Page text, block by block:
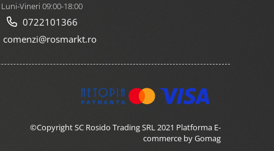
Luni-Vineri 09:00-18:00
0722101366
comenzi@rosmarkt.ro
©Copyright SC Rosido Trading SRL 2021 Platforma E-
commerce by Gomag